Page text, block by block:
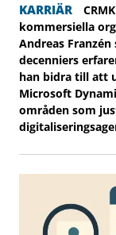
KARRIÄR
kommersiella
Andreas
decenniers
han bidra till att
Microsoft
områden som